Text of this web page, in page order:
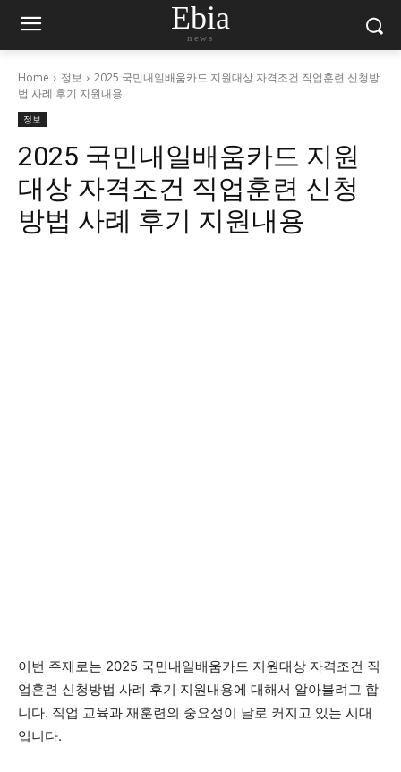
Ebia
news
Home 정보
2025 국민내일배움카드 지원대상 자격조건 직업훈련 신청방
법 사례 후기 지원내용
정보
2025 국민내일배움카드 지원
대상 자격조건 직업훈련 신청
방법 사례 후기 지원내용
이번 주제로는 2025 국민내일배움카드 지원대상 자격조건 직
업훈련 신청방법 사례 후기 지원내용에 대해서 알아볼려고 합
니다. 직업 교육과 재훈련의 중요성이 날로 커지고 있는 시대
입니다.